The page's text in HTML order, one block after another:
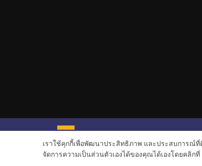
เราใช้คุกกี้เพื่อพัฒนาประสิทธิภาพ และประสบการณ์
จัดการความเป็นส่วนตัวเองได้ของคุณได้เองโดยคลิกที่